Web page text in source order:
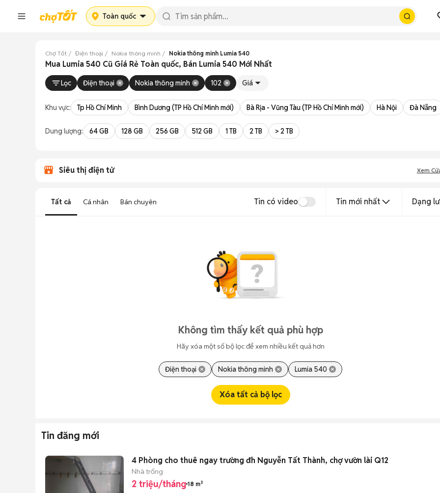
Toàn quốc
Chợ Tốt Điện thoại Nokia thông minh Nokia thông minh Lumia 540
Mua Lumia 540 Cũ Giá Rẻ Toàn quốc, Bán Lumia 540 Mới Nhất
Lọc Điện thoại Nokia thông minh 102 Giá
Khu vực: Tp Hồ Chí Minh Bình Dương (TP Hồ Chí Minh mới) Bà Rịa - Vũng Tàu (TP Hồ Chí Minh mới) Hà Nội Đà Nẵng
Dung lượng: 64 GB 128 GB 256 GB 512 GB 1 TB 2 TB > 2 TB
Siêu thị điện tử Xem
Tất cả Cá nhân Bán chuyên Tin có video Tin mới nhất Dạng
Không tìm thấy kết quả phù hợp
Hãy xóa một số bộ lọc để xem nhiều kết quả hơn
Điện thoại Nokia thông minh Lumia 540
Xóa tất cả bộ lọc
Tin đăng mới
4 Phòng cho thuê ngay trường đh Nguyễn Tất Thành, chợ vườn lài Q12
Nhà trống
2 triệu/tháng 18 m²